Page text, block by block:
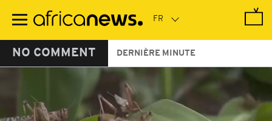
contenu
NO COMMENT DERNIÈRE MINUTE